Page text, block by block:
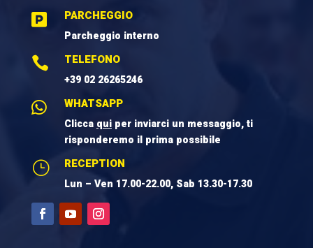
 PARCHEGGIO
Parcheggio interno
 TELEFONO
+39 02 26265246
 WHATSAPP
Clicca quiper inviarci un messaggio, ti
risponderemo il prima possibile
} RECEPTION
Lun – Ven 17.00-22.00, Sab 13.30-17.30